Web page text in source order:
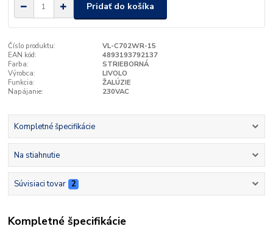
Pridať do košíka
Číslo produktu:
VL-C702WR-15
EAN kód:
4893193792137
Farba:
STRIEBORNÁ
Výrobca:
LIVOLO
Funkcia:
ŽALÚZIE
Napájanie:
230VAC
Kompletné špecifikácie
Na stiahnutie
Súvisiaci tovar 2
Kompletné špecifikácie